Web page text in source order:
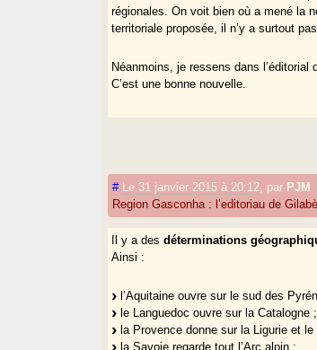
régionales. On voit bien où a mené la
territoriale proposée, il n’y a surtout
Néanmoins, je ressens dans l’éditorial
C’est une bonne nouvelle.
# Le 31 janvier 2015 à 20:12 par PJM
Region Gasconha : l’editoriau de
Il y a desdéterminations
Ainsi :
l’Aquitaine ouvre sur le sud des
le Languedoc ouvre sur la Catalogne ;
la Provence donne sur la Ligurie et le
la Savoie regarde tout l’Arc alpin ;